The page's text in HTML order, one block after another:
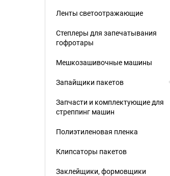
Ленты светоотражающие
Степлеры для запечатывания
гофротары
Мешкозашивочные машины
Запайщики пакетов
Запчасти и комплектующие для
стреппинг машин
Полиэтиленовая пленка
Клипсаторы пакетов
Заклейщики, формовщики